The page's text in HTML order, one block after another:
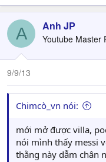
c
i
o
n
:
A Anh JP
Youtube Master
9/9/13
Chimcò_vn nói:
mới mở được villa,
nói mình thấy messi
thằng này dẫm chân